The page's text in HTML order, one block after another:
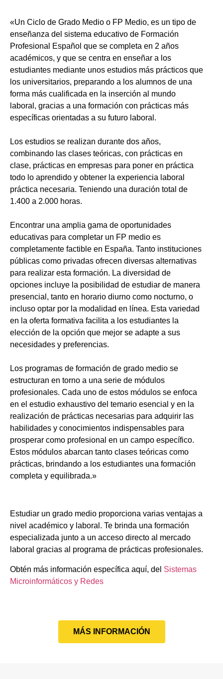
«Un Ciclo de Grado Medio o FP Medio, es un tipo de
enseñanza del sistema educativo de Formación
Profesional Español que se completa en 2 años
académicos, y que se centra en enseñar a los
estudiantes mediante unos estudios más prácticos que
los universitarios, preparando a los alumnos de una
forma más cualificada en la inserción al mundo
laboral, gracias a una formación con prácticas más
específicas orientadas a su futuro laboral.
Los estudios se realizan durante dos años,
combinando las clases teóricas, con prácticas en
clase, prácticas en empresas para poner en práctica
todo lo aprendido y obtener la experiencia laboral
práctica necesaria. Teniendo una duración total de
1.400 a 2.000 horas.
Encontrar una amplia gama de oportunidades
educativas para completar un FP medio es
completamente factible en España. Tanto instituciones
públicas como privadas ofrecen diversas alternativas
para realizar esta formación. La diversidad de
opciones incluye la posibilidad de estudiar de manera
presencial, tanto en horario diurno como nocturno, o
incluso optar por la modalidad en línea. Esta variedad
en la oferta formativa facilita a los estudiantes la
elección de la opción que mejor se adapte a sus
necesidades y preferencias.
Los programas de formación de grado medio se
estructuran en torno a una serie de módulos
profesionales. Cada uno de estos módulos se enfoca
en el estudio exhaustivo del temario esencial y en la
realización de prácticas necesarias para adquirir las
habilidades y conocimientos indispensables para
prosperar como profesional en un campo específico.
Estos módulos abarcan tanto clases teóricas como
prácticas, brindando a los estudiantes una formación
completa y equilibrada.»
Estudiar un grado medio proporciona varias ventajas a
nivel académico y laboral. Te brinda una formación
especializada junto a un acceso directo al mercado
laboral gracias al programa de prácticas profesionales.
Obtén más información específica aquí, del Sistemas
Microinformáticos y Redes
MÁS INFORMACIÓN